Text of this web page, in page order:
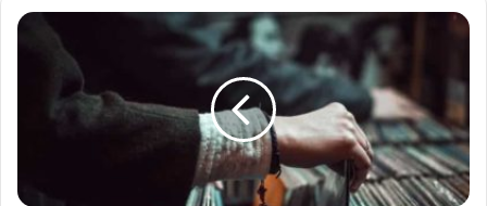
Renombrar
varios
archivos
manera